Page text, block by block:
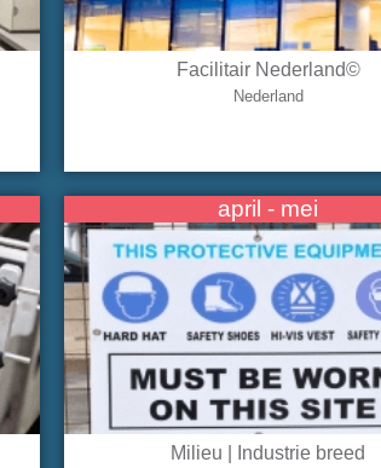
Facilitair Nederland©
Nederland
april - mei
Milieu | Industrie breed